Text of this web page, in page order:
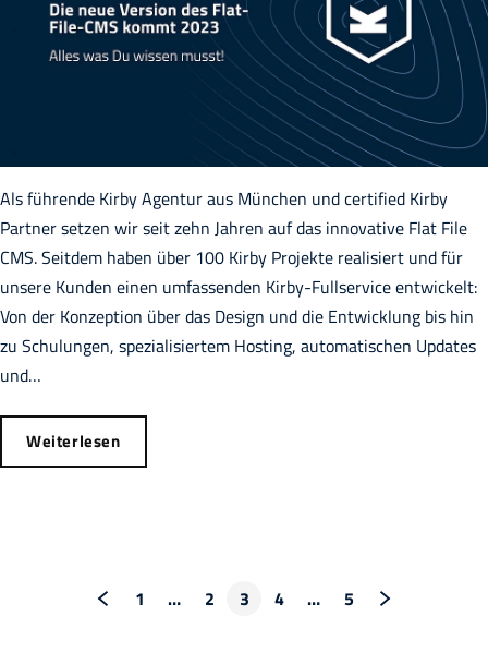
Als führende Kirby Agentur aus München und certified Kirby
Partner setzen wir seit zehn Jahren auf das innovative Flat File
CMS. Seitdem haben über 100 Kirby Projekte realisiert und für
unsere Kunden einen umfassenden Kirby-Fullservice entwickelt:
Von der Konzeption über das Design und die Entwicklung bis hin
zu Schulungen, spezialisiertem Hosting, automatischen Updates
und…
Weiterlesen
1 … 2 3 4 … 5